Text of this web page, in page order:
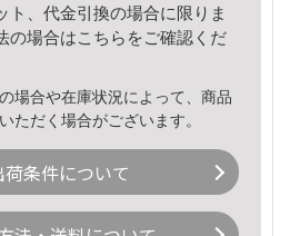
ト、代金引換の場合に限りま
の場合はこちら をご確認くだ
場合や在庫状況によって、商品
ただく場合がございます。
荷条件について